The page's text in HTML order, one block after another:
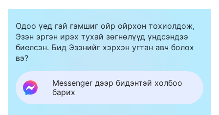
Одоо үед гай гамшиг ойр ойрхон тохиолдож,
Эзэн эргэн ирэх тухай зөгнөлүүд үндсэндээ
биелсэн. Бид Эзэнийг хэрхэн угтан авч болох
вэ?
Messenger дээр бидэнтэй холбоо
барих